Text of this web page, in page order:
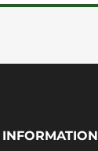
INFORMATION